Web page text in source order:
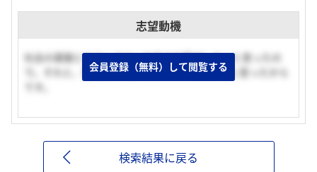
志望動機
社会の基盤となるシステムを作る仕事がしたいと思ったの
で。それと、雰囲気が自分に合っているだろうと思ったから
です。
会員登録（無料）して閲覧する
検索結果に戻る